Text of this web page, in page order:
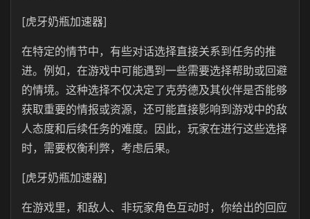
[虎牙奶瓶加速器]
在特定的情节中，有些对话选择直接关系到任务的推
进。例如，在游戏中可能遇到一些需要选择帮助或回避
的情境。这种选择不仅决定了克劳德及其伙伴是否能够
获取重要的情报或资源，还可能直接影响到游戏中的敌
人态度和后续任务的难度。因此，玩家在进行这些选择
时，需要权衡利弊，考虑后果。
[虎牙奶瓶加速器]
在游戏里，和敌人、非玩家角色互动时，你给出的回应